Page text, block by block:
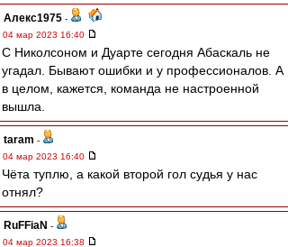
Алекс1975 -
04 мар 2023 16:40
С Николсоном и Дуарте сегодня Абаскаль не
угадал. Бывают ошибки и у профессионалов. А
в целом, кажется, команда не настроенной
вышла.
taram -
04 мар 2023 16:40
Чёта туплю, а какой второй гол судья у нас
отнял?
RuFFiaN -
04 мар 2023 16:38